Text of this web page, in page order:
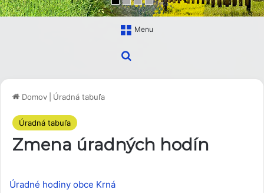
Menu
Domov Úradná tabuľa
Úradná tabuľa
Zmena úradných hodín
Úradné hodiny obce Krná